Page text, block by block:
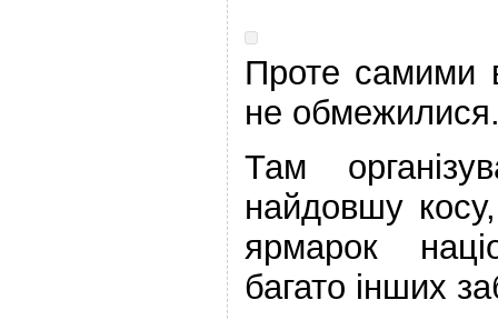
Проте самими
не
Там
найдовшу
ярмарок
багато інших